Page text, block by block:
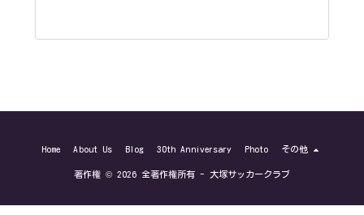
Home About Us Blog 30th Anniversary Photo その他
著作権 © 2026 全著作権所有 - 大塚サッカークラブ